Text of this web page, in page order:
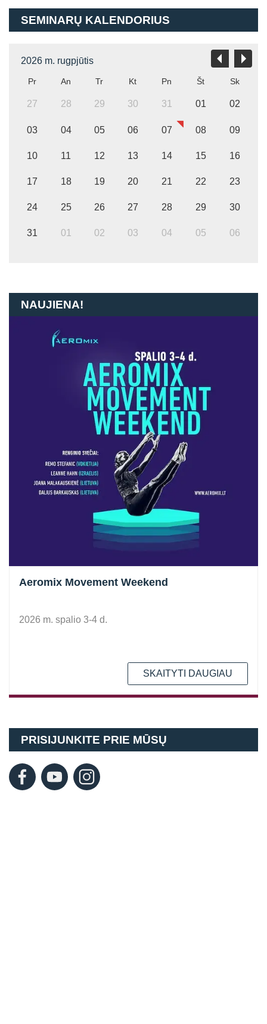
SEMINARŲ KALENDORIUS
2026 m. rugpjūtis
Pr An Tr Kt Pn Št Sk
27 28 29 30 31 01 02
03 04 05 06 07 08 09
10 11 12 13 14 15 16
17 18 19 20 21 22 23
24 25 26 27 28 29 30
31 01 02 03 04 05 06
NAUJIENA!
Aeromix Movement Weekend
2026 m. spalio 3-4 d.
SKAITYTI DAUGIAU
PRISIJUNKITE PRIE MŪSŲ